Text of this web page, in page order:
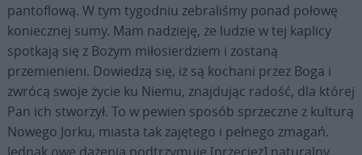
pantoflową. W tym tygodniu zebraliśmy ponad połowę
koniecznej sumy. Mam nadzieję, że ludzie w tej kaplicy
spotkają się z Bożym miłosierdziem i zostaną
przemienieni. Dowiedzą się, iż są kochani przez Boga i
zwrócą swoje życie ku Niemu, znajdując radość, dla której
Pan ich stworzył. To w pewien sposób sprzeczne z kulturą
Nowego Jorku, miasta tak zajętego i pełnego zmagań.